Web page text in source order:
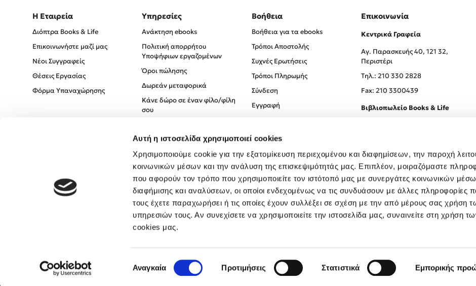
Αυτή η ιστοσελίδα χρησιμοποιεί cookies
Χρησιμοποιούμε cookie για την εξατομίκευση περιεχομένου και διαφημίσεων, την παροχή
κοινωνικών μέσων και την ανάλυση της επισκεψιμότητάς μας. Επιπλέον, μοιραζόμαστε
που αφορούν τον τρόπο που χρησιμοποιείτε τον ιστότοπό μας με συνεργάτες κοινωνικών
διαφήμισης και αναλύσεων, οι οποίοι ενδεχομένως να τις συνδυάσουν με άλλες πληροφορίες
τους έχετε παραχωρήσει ή τις οποίες έχουν συλλέξει σε σχέση με την από μέρους σας χρήση
υπηρεσιών τους. Αν συνεχίσετε να χρησιμοποιείτε την ιστοσελίδα μας, συναινείτε στη χρήση
cookies μας.
συγκατάθεσης
Αναγκαία Προτιμήσεις Στατιστικά Εμπορικής
Η Εταιρεία
Διόπτρα Books & Life
Επικοινωνήστε μαζί μας
Νέοι Συγγραφείς
Θέσεις Εργασίας
Φόρμα Υπαναχώρησης
Υπηρεσίες
Ανάκτηση ebooks
Πολιτική απορρήτου
Υποψήφιων εργαζομένων
Όροι πώλησης
Δωρεάν μεταφορικά
Κάνε δώρο σε έναν φίλο/φίλη
σου
Πολιτική Απορρήτου
Όροι χρήσης
Βοήθεια
Βοήθεια για τα ebooks
Τρόποι Αποστολής
Συχνές Ερωτήσεις
Τρόποι Πληρωμής
Σύνδεση
Εγγραφή
Επικοινωνία
Κεντρικά Γραφεία
Αγ. Παρασκευής 40, 121 32,
Περιστέρι
Tηλ.: 210 330 2828
Fax: 210 3300439
Βιβλιοπωλείο Books & Life
Created by Powered by